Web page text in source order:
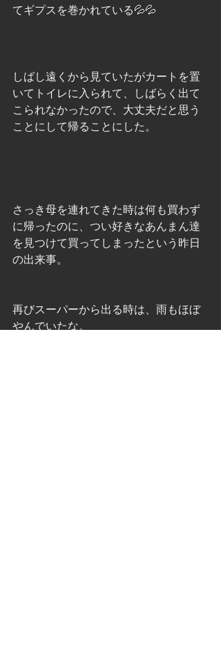
てギプスを巻かれている💦💦
しばし遠くから見ていたがカートを置
いてトイレに入られて、しばらく出て
こられなかったので、大丈夫だと思う
ことにして帰ることにした。
さっき母を連れてきた時は何も買わず
に帰ったのに、つい好きなあんまん達
を見つけて買ってしまったという昨日
の出来事。
再びスーパーから出る時は、雨もほぼ
やんでいたな。